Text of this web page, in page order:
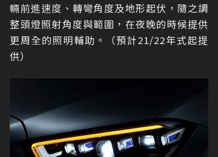
輛前進速度、轉彎角度及地形起伏，隨之調
整頭燈照射角度與範圍，在夜晚的時候提供
更周全的照明輔助。（預計21/22年式起提
供）